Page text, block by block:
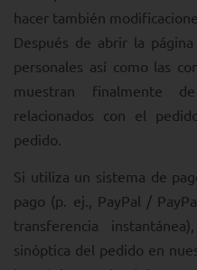
hacer también
Después de abrir la
personales así como las
muestran finalmente
relacionados con el
pedido.
Si utiliza un sistema de
pago (p. ej., PayPal /
transferencia
sinóptica del pedido en